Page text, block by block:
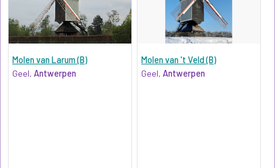
Molen van Larum (B)
Geel, Antwerpen
Molen van 't Veld (B)
Geel,Antwerpen